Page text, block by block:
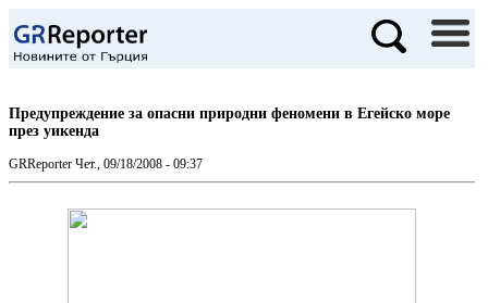
Предупреждение за опасни природни феномени в Егейско море
през уикенда
GRReporter Чет., 09/18/2008 - 09:37